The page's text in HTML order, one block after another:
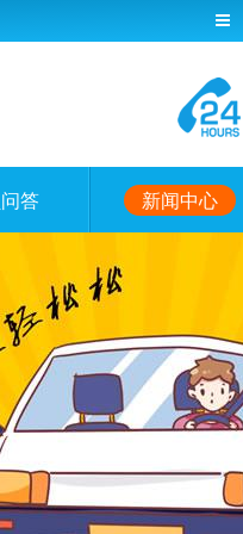
答 新闻中心